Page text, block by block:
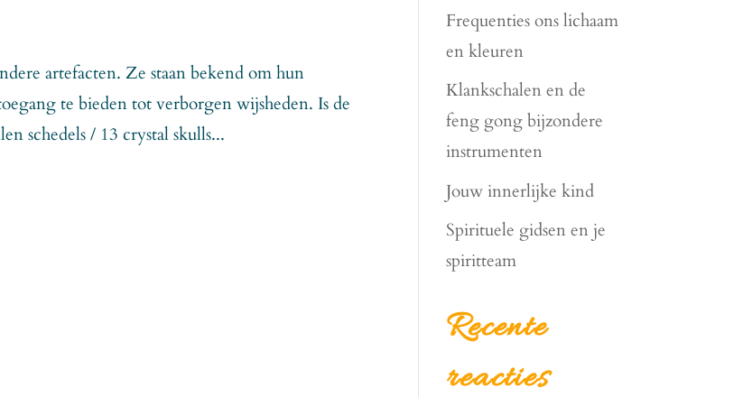
artefacten. Ze staan bekend om hun
te bieden tot verborgen wijsheden. Is de
schedels / 13 crystal skulls...
Frequenties ons lichaam
en kleuren
Klankschalen en de
feng gong bijzondere
instrumenten
Jouw innerlijke kind
Spirituele gidsen en je
spiritteam
Recente
reacties